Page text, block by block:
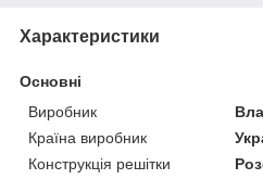
Характеристики
Основні
Виробник
Країна виробник
Конструкція решітки